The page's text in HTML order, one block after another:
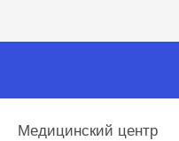
Медицинский центр